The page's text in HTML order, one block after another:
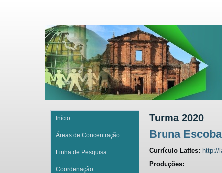
Início
Áreas de Concentração
Linha de Pesquisa
Coordenação
Turma 2020
Bruna
Currículo Lattes: http://
Produções: